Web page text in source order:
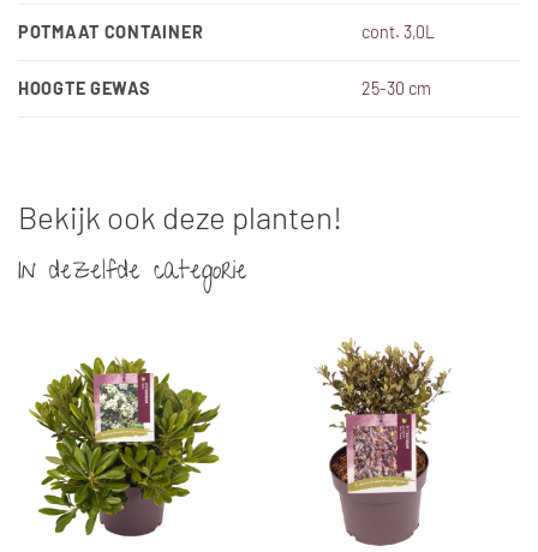
POTMAAT CONTAINER cont. 3,0L
HOOGTE GEWAS 25-30 cm
Bekijk ook deze planten!
In dezelfde categorie